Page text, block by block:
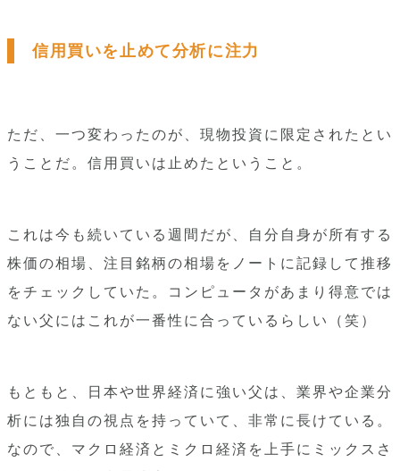
信用買いを止めて分析に注力
ただ、一つ変わったのが、現物投資に限定されたとい
うことだ。信用買いは止めたということ。
これは今も続いている週間だが、自分自身が所有する
株価の相場、注目銘柄の相場をノートに記録して推移
をチェックしていた。コンピュータがあまり得意では
ない父にはこれが一番性に合っているらしい（笑）
もともと、日本や世界経済に強い父は、業界や企業分
析には独自の視点を持っていて、非常に長けている。
なので、マクロ経済とミクロ経済を上手にミックスさ